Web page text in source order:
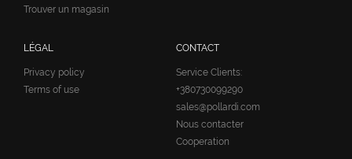
Trouver un magasin
LÉGAL
Privacy policy
Terms of use
CONTACT
Service Clients:
+380730099290
sales@pollardi.com
Nous contacter
Cooperation